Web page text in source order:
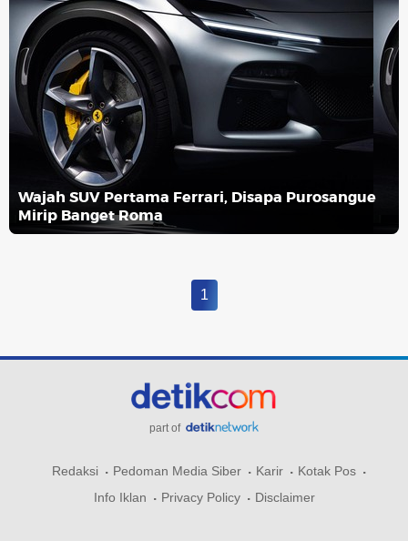
Wajah SUV Pertama Ferrari, Disapa Purosangue
Mirip Banget Roma
1
part of
Redaksi Pedoman Media Siber Karir
Kotak Pos
Info Iklan
Privacy Policy Disclaimer